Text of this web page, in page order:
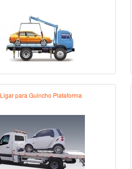
Ligar para Guincho Plataforma